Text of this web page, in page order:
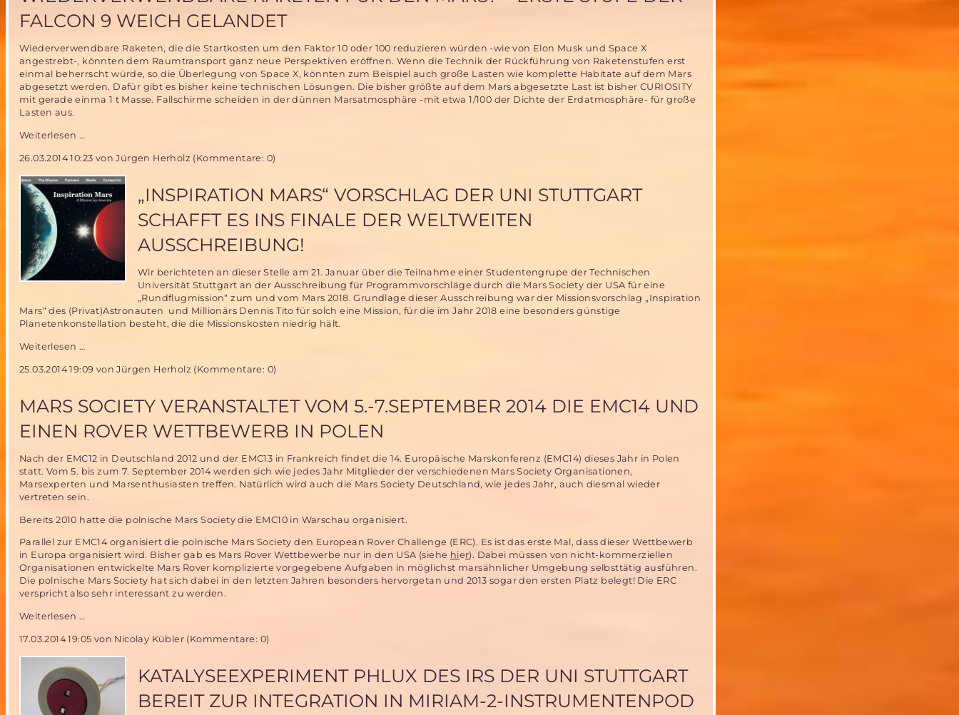
Supersonic
Decelerator
vor
FALCON 9 WEICH GELANDET
Wiederverwendbare Raketen, die die Startkosten um den Faktor 10 oder 100 reduzieren würden -wie von Elon Musk und Space X
angestrebt-, könnten dem Raumtransport ganz neue Perspektiven eröffnen. Wenn die Technik der Rückführung von Raketenstufen erst
einmal beherrscht würde, so die Überlegung von Space X, könnten zum Beispiel auch große Lasten wie komplette Habitate auf dem Mars
abgesetzt werden. Dafür gibt es bisher keine technischen Lösungen. Die bisher größte auf dem Mars abgesetzte Last ist bisher CURIOSITY
mit gerade einma 1 t Masse. Fallschirme scheiden in der dünnen Marsatmosphäre -mit etwa 1/100 der Dichte der Erdatmosphäre- für große
Lasten aus.
Weiterlesen …
für
den
Mars?
–
erste
Stufe
der
Falcon
weich
26.03.2014 10:23 von Jürgen Herholz (Kommentare: 0)
„INSPIRATION MARS“ VORSCHLAG DER UNI STUTTGART
SCHAFFT ES INS FINALE DER WELTWEITEN
AUSSCHREIBUNG!
Wir berichteten an dieser Stelle am 21. Januar über die Teilnahme einer Studentengrupe der Technischen
Universität Stuttgart an der Ausschreibung für Programmvorschläge durch die Mars Society der USA für eine
„Rundflugmission“ zum und vom Mars 2018. Grundlage dieser Ausschreibung war der Missionsvorschlag „Inspiration
Mars“ des (Privat)Astronauten und Millionärs Dennis Tito für solch eine Mission, für die im Jahr 2018 eine besonders günstige
Planetenkonstellation besteht, die die Missionskosten niedrig hält.
Weiterlesen …
Vorschlag
Stuttgart
schafft
es
Finale
der
weltweiten
Ausschreibung!
25.03.2014 19:09 von Jürgen Herholz (Kommentare: 0)
MARS SOCIETY VERANSTALTET VOM 5.-7.SEPTEMBER 2014 DIE EMC14 UND
EINEN ROVER WETTBEWERB IN POLEN
Nach der EMC12 in Deutschland 2012 und der EMC13 in Frankreich findet die 14. Europäische Marskonferenz (EMC14) dieses Jahr in Polen
statt. Vom 5. bis zum 7. September 2014 werden sich wie jedes Jahr Mitglieder der verschiedenen Mars Society Organisationen,
Marsexperten und Marsenthusiasten treffen. Natürlich wird auch die Mars Society Deutschland, wie jedes Jahr, auch diesmal wieder
vertreten sein.
Bereits 2010 hatte die polnische Mars Society die EMC10 in Warschau organisiert.
Parallel zur EMC14 organisiert die polnische Mars Society den European Rover Challenge (ERC). Es ist das erste Mal, dass dieser Wettbewerb
in Europa organisiert wird. Bisher gab es Mars Rover Wettbewerbe nur in den USA (siehe hier). Dabei müssen von nicht-kommerziellen
Organisationen entwickelte Mars Rover komplizierte vorgegebene Aufgaben in möglichst marsähnlicher Umgebung selbsttätig ausführen.
Die polnische Mars Society hat sich dabei in den letzten Jahren besonders hervorgetan und 2013 sogar den ersten Platz belegt! Die ERC
verspricht also sehr interessant zu werden.
Weiterlesen …
veranstaltet
vom
5.-7.September
2014
die
EMC14
17.03.2014 19:05 von Nicolay Kübler (Kommentare: 0)
KATALYSEEXPERIMENT PHLUX DES IRS DER UNI STUTTGART
BEREIT ZUR INTEGRATION IN MIRIAM-2-INSTRUMENTENPOD